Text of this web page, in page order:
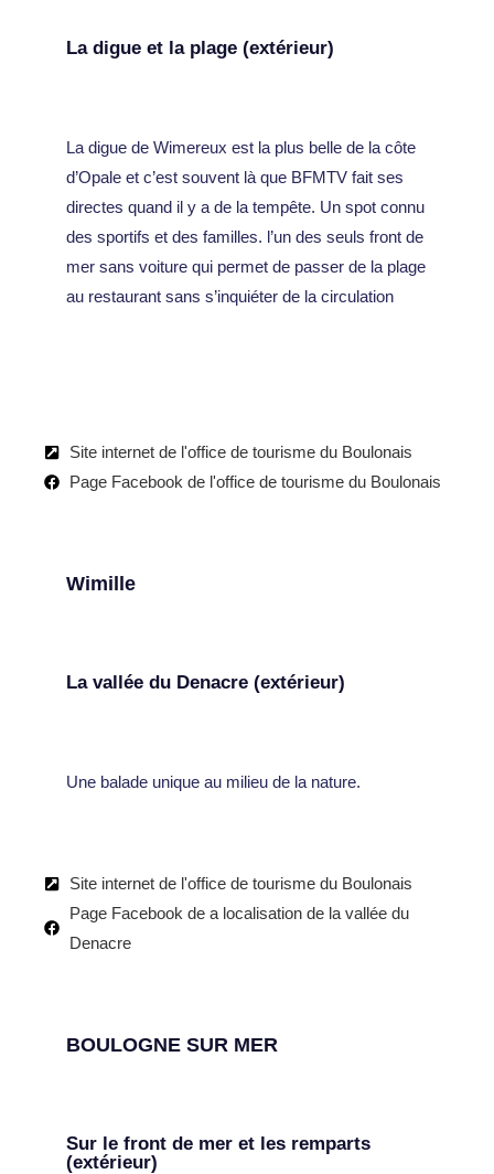
La digue et la plage (extérieur)
La digue de Wimereux est la plus belle de la côte
d’Opale et c’est souvent là que BFMTV fait ses
directes quand il y a de la tempête. Un spot connu
des sportifs et des familles. l’un des seuls front de
mer sans voiture qui permet de passer de la plage
au restaurant sans s’inquiéter de la circulation
Site internet de l'office de tourisme du Boulonais
Page Facebook de l'office de tourisme du Boulonais
Wimille
La vallée du Denacre (extérieur)
Une balade unique au milieu de la nature.
Site internet de l'office de tourisme du Boulonais
Page Facebook de a localisation de la vallée du
Denacre
BOULOGNE SUR MER
Sur le front de mer et les remparts
(extérieur)